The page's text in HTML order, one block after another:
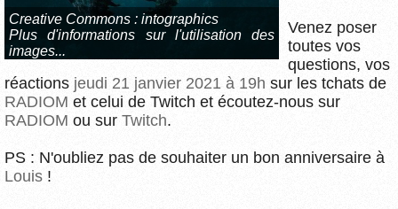
Creative Commons : intographics
Plus d'informations sur l'utilisation des
images...
Venez poser
toutes vos
questions, vos
réactions jeudi 21 janvier 2021 à 19h sur les tchats de
RADIOM et celui de Twitch et écoutez-nous sur
RADIOM ou sur Twitch.
PS : N'oubliez pas de souhaiter un bon anniversaire à
Louis !